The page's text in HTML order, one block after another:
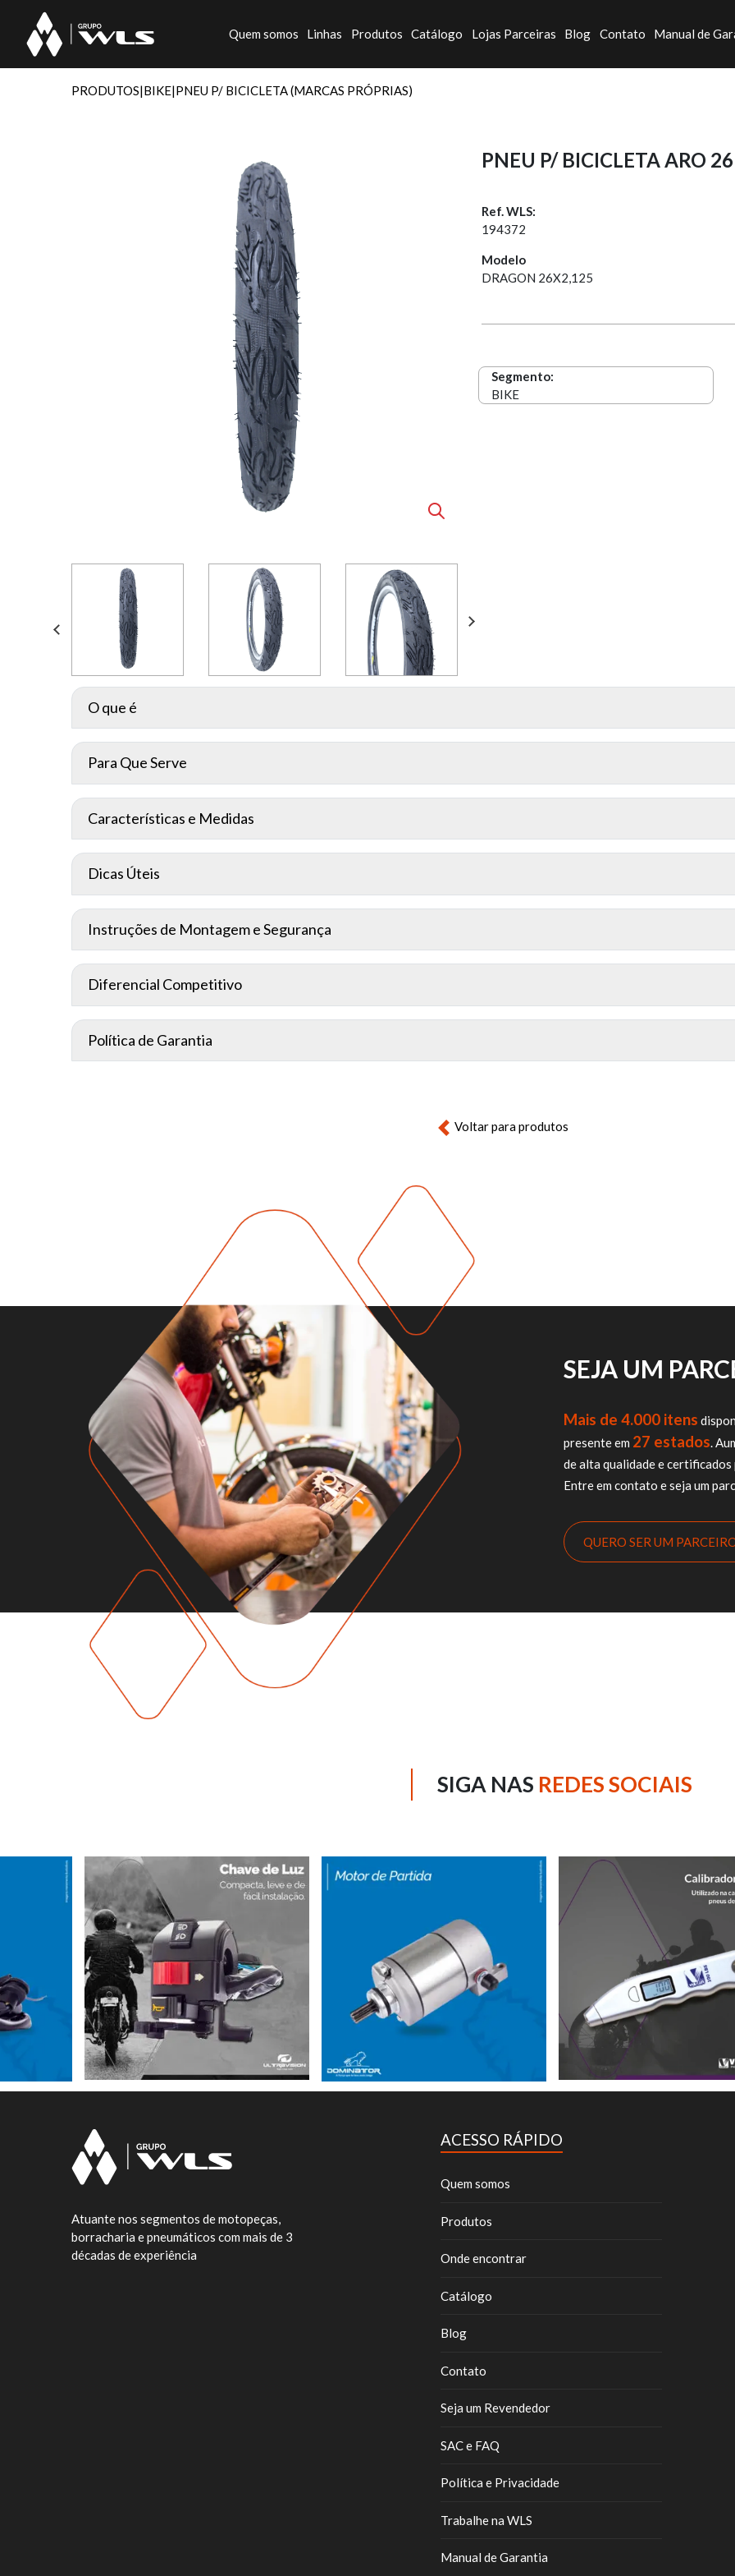
Quem somos Linhas Produtos Catálogo Lojas Parceiras Blog Contato Manual de
PRODUTOS|BIKE|PNEU P/ BICICLETA (MARCAS PRÓPRIAS)
PNEU P/ BICICLETA ARO
Ref. WLS:
194372
Modelo
DRAGON 26X2,125
Segmento:
BIKE
O que é
Para Que Serve
Características e Medidas
Dicas Úteis
Instruções de Montagem e Segurança
Diferencial Competitivo
Política de Garantia
Voltar para produtos
SEJA UM
Mais de 4.000 itens
presente em 27 estados.
de alta qualidade e
Entre em contato e seja um
QUERO SER UM
SIGA NAS REDES SOCIAIS
Atuante nos segmentos de motopeças,
borracharia e pneumáticos com mais de 3
décadas de experiência
ACESSO RÁPIDO
Quem somos
Produtos
Onde encontrar
Catálogo
Blog
Contato
Seja um Revendedor
SAC e FAQ
Política e Privacidade
Trabalhe na WLS
Manual de Garantia